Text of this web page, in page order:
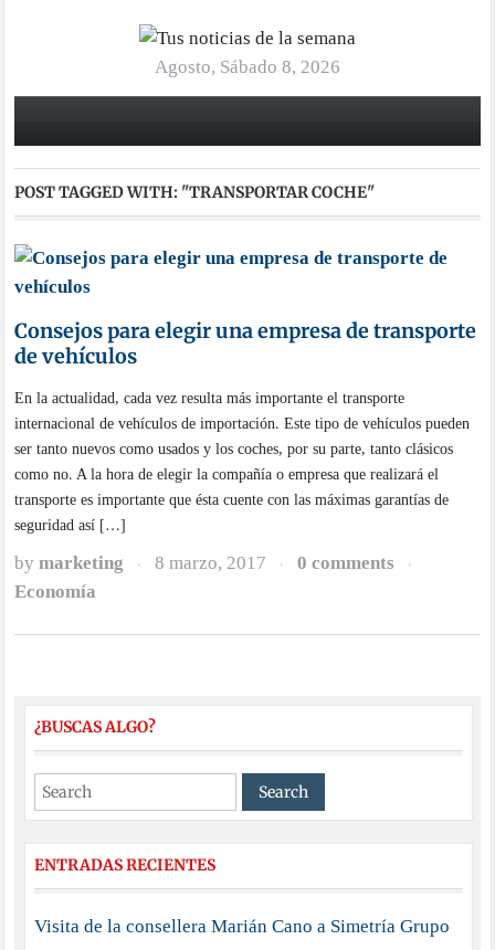
Agosto, Sábado 8, 2026
POST TAGGED WITH: "TRANSPORTAR COCHE"
Consejos para elegir una empresa de transporte
de vehículos
En la actualidad, cada vez resulta más importante el transporte
internacional de vehículos de importación. Este tipo de vehículos pueden
ser tanto nuevos como usados y los coches, por su parte, tanto clásicos
como no. A la hora de elegir la compañía o empresa que realizará el
transporte es importante que ésta cuente con las máximas garantías de
seguridad así […]
bymarketing · 8 marzo, 2017 · 0 comments ·
Economía
¿BUSCAS ALGO?
ENTRADAS RECIENTES
Visita de la consellera Marián Cano a Simetría Grupo